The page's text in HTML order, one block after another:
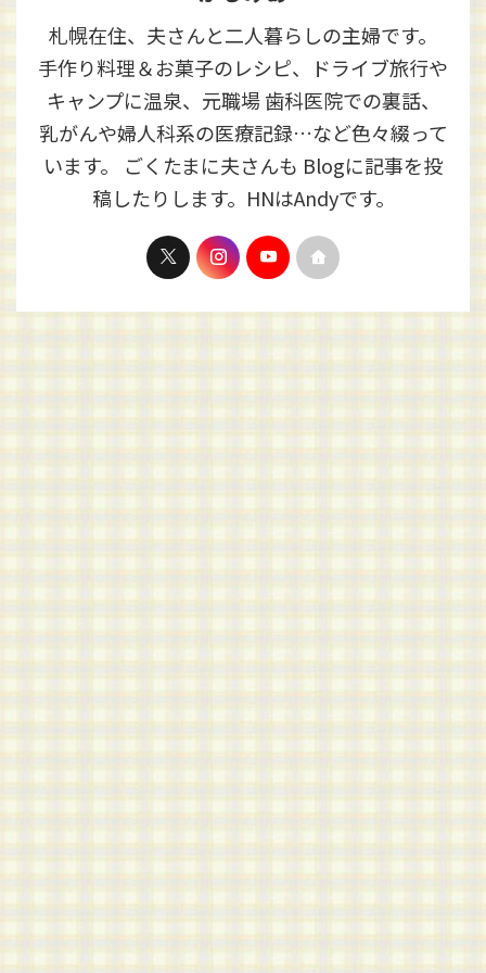
札幌在住、夫さんと二人暮らしの主婦です。
手作り料理＆お菓子のレシピ、ドライブ旅行や
キャンプに温泉、元職場 歯科医院での裏話、
乳がんや婦人科系の医療記録…など色々綴って
います。 ごくたまに夫さんも Blogに記事を投
稿したりします。HNはAndyです。